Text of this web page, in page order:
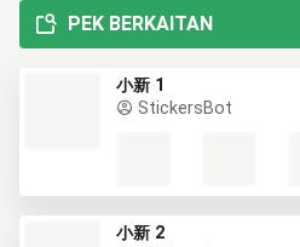
PEK BERKAITAN
小新 1
StickersBot
小新 2